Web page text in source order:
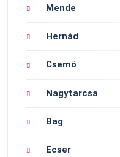
Mende
Hernád
Csemő
Nagytarcsa
Bag
Ecser